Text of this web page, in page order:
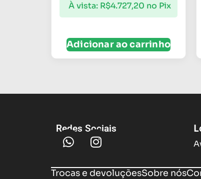
À vista: R$4.727,20 no Pix
Adicionar ao carrinho
Redes Sociais
Trocas e devoluçõesSobre nós